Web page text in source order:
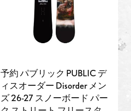
予約 パブリック PUBLIC デ
ィスオーダー Disorder メン
ズ 26-27 スノーボード パー